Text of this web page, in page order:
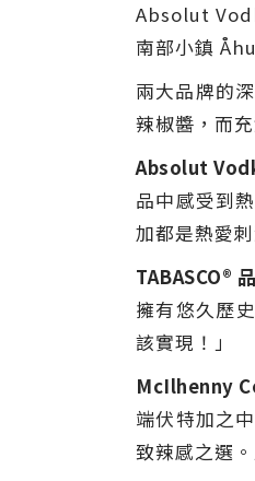
Absolut
南部小鎮
兩大品牌的
辣椒醬，而
Absolut
品中感受到
加都是熱愛
TABASCO®
擁有悠久歷
該實現！」
McIlhenny
端伏特加之
致辣感之選。